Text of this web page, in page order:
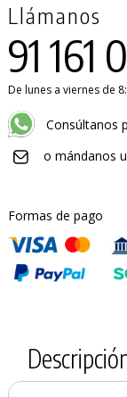
Llámanos
91 161
De lunes a viernes de
Consúltanos
o mándanos
Formas de pago